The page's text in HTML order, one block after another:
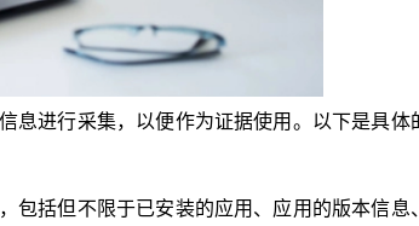
息进行采集，以便作为证据使用。以下是具体
包括但不限于已安装的应用、应用的版本信息